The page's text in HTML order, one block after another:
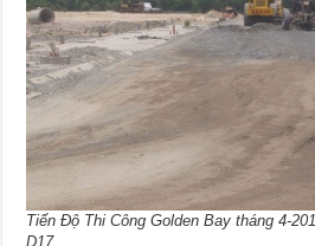
Tiến Độ Thi Công Golden Bay tháng 4-
D17